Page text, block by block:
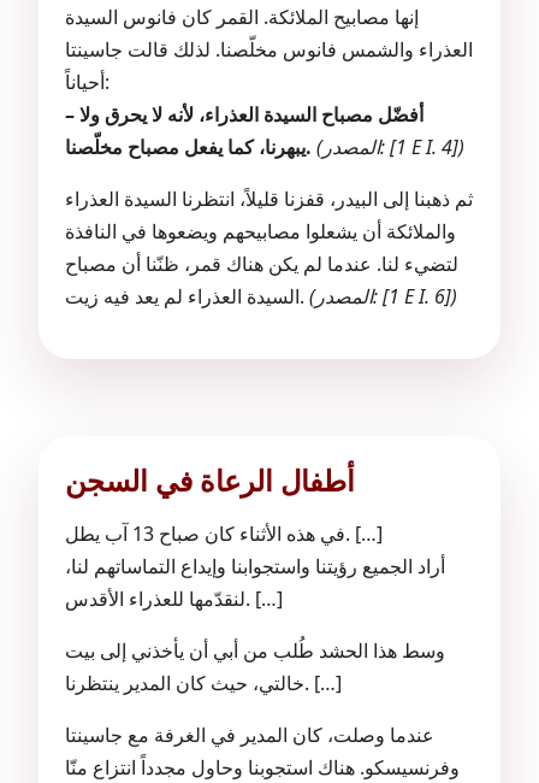
إنها مصابيح الملائكة. القمر كان فانوس السيدة
العذراء والشمس فانوس مخلّصنا. لذلك قالت جاسينتا
أحياناً:
– أفضّل مصباح السيدة العذراء، لأنه لا يحرق ولا
يبهرنا، كما يفعل مصباح مخلّصنا.
(المصدر: [1 E I. 4])
ثم ذهبنا إلى البيدر، قفزنا قليلاً، انتظرنا السيدة العذراء
والملائكة أن يشعلوا مصابيحهم ويضعوها في النافذة
لتضيء لنا. عندما لم يكن هناك قمر، ظنّنا أن مصباح
السيدة العذراء لم يعد فيه زيت.
(المصدر: [1 E I. 6])
أطفال الرعاة في السجن
في هذه الأثناء كان صباح 13 آب يطل. […]
أراد الجميع رؤيتنا واستجوابنا وإيداع التماساتهم لنا،
لنقدّمها للعذراء الأقدس. […]
وسط هذا الحشد طُلب من أبي أن يأخذني إلى بيت
خالتي، حيث كان المدير ينتظرنا. […]
عندما وصلت، كان المدير في الغرفة مع جاسينتا
وفرنسيسكو. هناك استجوبنا وحاول مجدداً انتزاع منّا